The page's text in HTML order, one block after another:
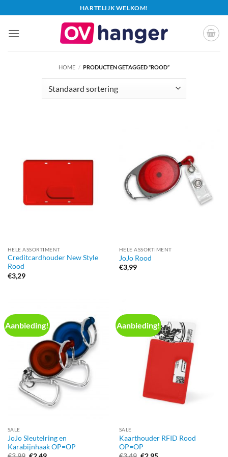
naar
inhoud
HARTELIJK WELKOM!
HOME / PRODUCTEN GETAGGED “ROOD”
HELE ASSORTIMENT
Creditcardhouder New Style
Rood
€3,29
HELE ASSORTIMENT
JoJo Rood
€3,99
Aanbieding!
SALE
JoJo Sleutelring en
Karabijnhaak OP=OP
Aanbieding!
SALE
Kaarthouder RFID Rood
OP=OP